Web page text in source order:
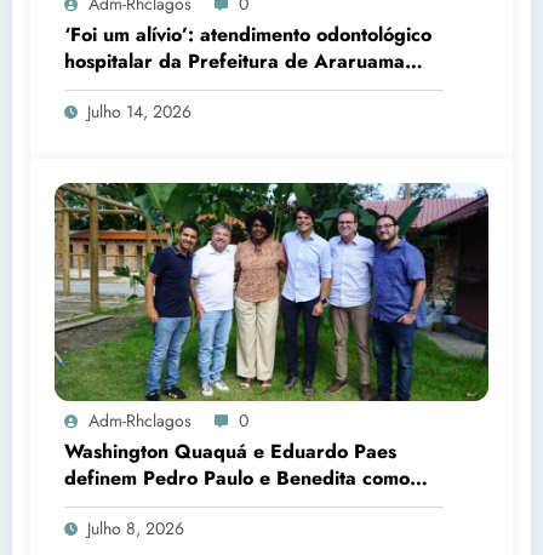
‘Foi um alívio’: atendimento odontológico
hospitalar da Prefeitura de Araruama
transforma rotina de famílias atípicas
Julho 14, 2026
Adm-Rhclagos 0
Washington Quaquá e Eduardo Paes
definem Pedro Paulo e Benedita como
candidatos ao Senado no Rio
Julho 8, 2026